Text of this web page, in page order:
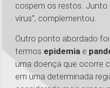
cospem os restos. Junto
vírus”, complementou.
Outro ponto abordado
termos epidemia e
uma doença que ocorre
em uma determinada